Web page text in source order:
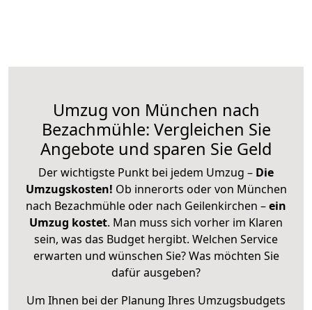
Umzug von München nach
Bezachmühle: Vergleichen Sie
Angebote und sparen Sie Geld
Der wichtigste Punkt bei jedem Umzug – Die
Umzugskosten! Ob innerorts oder von München
nach Bezachmühle oder nach Geilenkirchen –ein
Umzug kostet. Man muss sich vorher im Klaren
sein, was das Budget hergibt. Welchen Service
erwarten und wünschen Sie? Was möchten Sie
dafür ausgeben?
Um Ihnen bei der Planung Ihres Umzugsbudgets